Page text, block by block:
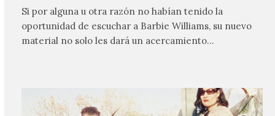
Si por alguna u otra razón no habían tenido la
oportunidad de escuchar a Barbie Williams, su nuevo
material no solo les dará un acercamiento…